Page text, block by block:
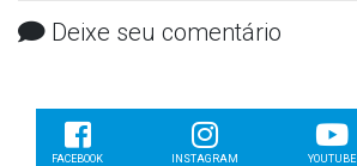
Deixe seu comentário
FACEBOOK INSTAGRAM YOUTUBE